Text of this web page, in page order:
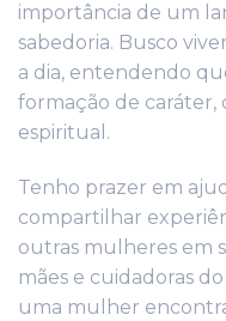
importância de um
sabedoria. Busco
a dia, entendendo
formação de caráter,
espiritual.
Tenho prazer em
compartilhar
outras mulheres em
mães e cuidadoras
uma mulher